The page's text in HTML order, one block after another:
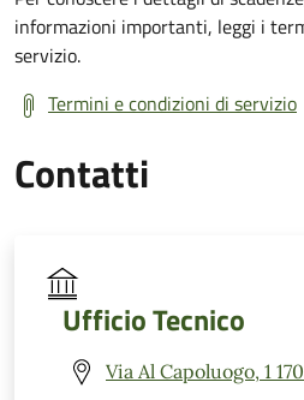
informazioni importanti, leggi i
servizio.
Termini e condizioni di servizio
Contatti
Ufficio Tecnico
Via Al Capoluogo, 1